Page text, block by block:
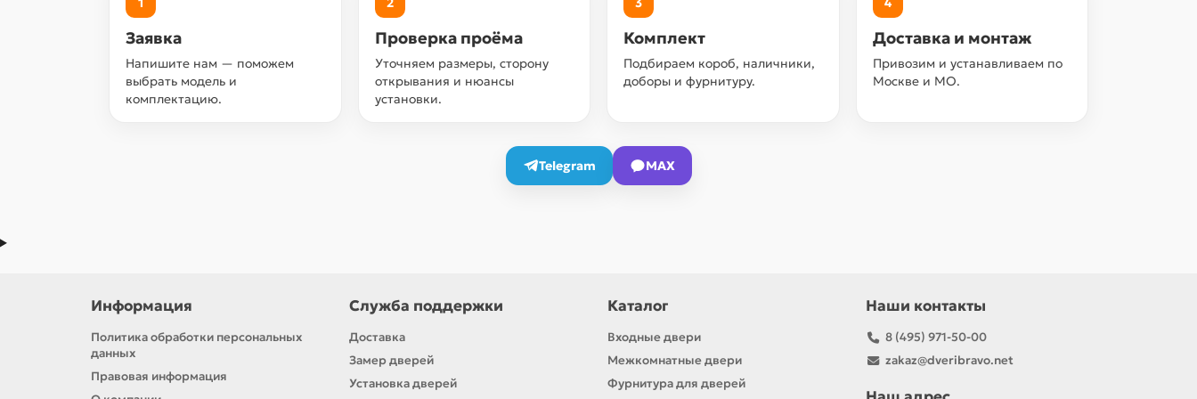
Заявка
Напишите нам — поможем
выбрать модель и
комплектацию.
Проверка проёма
Уточняем размеры, сторону
открывания и нюансы
установки.
Комплект
Подбираем короб, наличники,
доборы и фурнитуру.
Доставка и монтаж
Привозим и устанавливаем по
Москве и МО.
Telegram MAX
Информация
Политика обработки персональных
данных
Правовая информация
Служба поддержки
Доставка
Замер дверей
Установка дверей
Каталог
Входные двери
Межкомнатные двери
Фурнитура для дверей
Наши контакты
8 (495) 971-50-00
zakaz@dveribravo.net